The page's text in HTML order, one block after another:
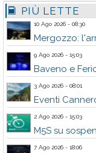
PIÙ LETTE
10 Ago 2026 - 08:30
Mergozzo:
9 Ago 2026 - 15:03
Baveno e
3 Ago 2026 - 08:01
Eventi
2 Ago 2026 - 15:03
M5S su
7 Ago 2026 - 18:06